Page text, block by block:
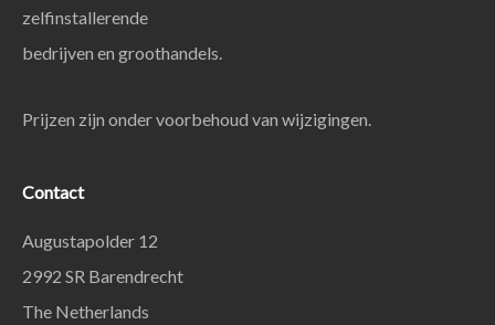
zelfinstallerende
bedrijven en groothandels.
Prijzen zijn onder voorbehoud van wijzigingen.
Contact
Augustapolder 12
2992 SR Barendrecht
The Netherlands